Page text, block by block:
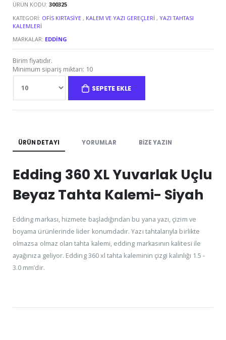
ÜRÜN KODU:300325
KATEGORI: OFIS KIRTASIYE , KALEM VE YAZI GEREÇLERI ,YAZI TAHTASI
KALEMLERI
MARKALAR: EDDING
Birim fiyatıdır.
Minimum sipariş miktarı: 10
SEPETE EKLE
ÜRÜN DETAYI YORUMLAR BIZE YAZIN
Edding 360 XL Yuvarlak Uçlu
Beyaz Tahta Kalemi- Siyah
Edding markası, hizmete başladığından bu yana yazı, çizim ve
boyama ürünlerinde lider konumdadır. Yazı tahtalarıyla birlikte
olmazsa olmaz olan tahta kalemi, edding markasının kalitesi ile
ayağınıza geliyor. Edding 360 xl tahta kaleminin çizgi kalınlığı 1.5 -
3.0 mm’dir.